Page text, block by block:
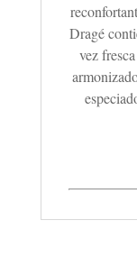
Dragé
vez